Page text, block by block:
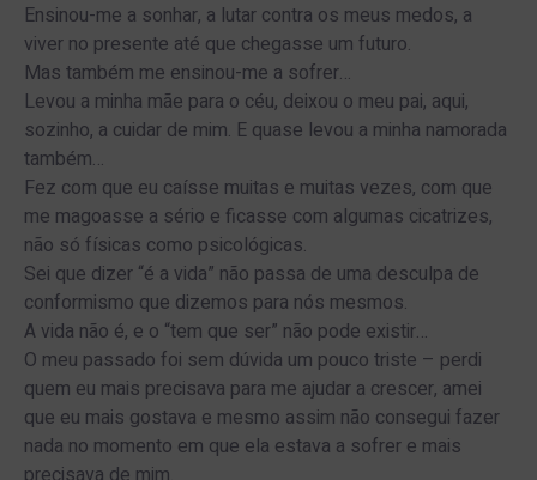
Ensinou-me a sonhar, a lutar contra os meus medos, a
viver no presente até que chegasse um futuro.
Mas também me ensinou-me a sofrer…
Levou a minha mãe para o céu, deixou o meu pai, aqui,
sozinho, a cuidar de mim. E quase levou a minha namorada
também…
Fez com que eu caísse muitas e muitas vezes, com que
me magoasse a sério e ficasse com algumas cicatrizes,
não só físicas como psicológicas.
Sei que dizer “é a vida” não passa de uma desculpa de
conformismo que dizemos para nós mesmos.
A vida não é, e o “tem que ser” não pode existir…
O meu passado foi sem dúvida um pouco triste – perdi
quem eu mais precisava para me ajudar a crescer, amei
que eu mais gostava e mesmo assim não consegui fazer
nada no momento em que ela estava a sofrer e mais